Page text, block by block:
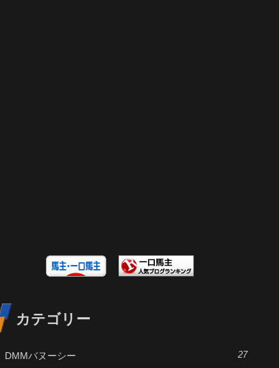
カテゴリー
DMMバヌーシー 27